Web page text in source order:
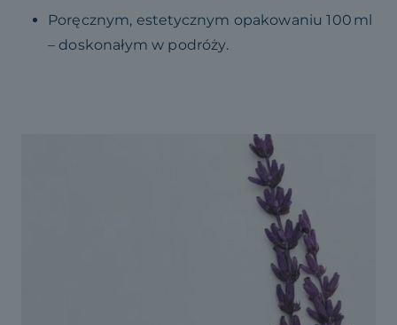
Poręcznym, estetycznym opakowaniu 100 ml
– doskonałym w podróży.